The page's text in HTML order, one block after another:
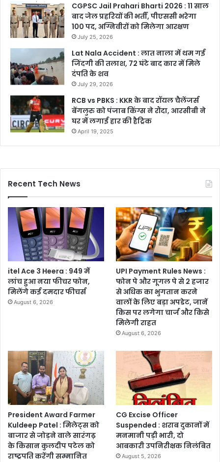
CGPSC Jail Prahari Bharti 2026 : 11 साल
बाद जेल प्रहरियों की भर्ती, पीएससी भरेगा
100 पद, अग्निवीरों को मिलेगा आरक्षण
July 25, 2026
Lat Nala Accident : लात नाला में थम गई
जिंदगी की तलाश, 72 घंटे बाद कार में मिले
दंपति के शव
July 29, 2026
RCB vs PBKS : KKR के बाद रॉयल चैलेंजर्स
बेंगलुरु को पंजाब किंग्स ने रौंदा, आरसीबी ने
घर में लगाई हार की हैट्रिक
April 19, 2025
Recent Tech News
itel Ace 3 Heera : 949 में
लांच हुआ नया फीचर फोन,
मिलेंगे कई दमदार फीचर्स
August 6, 2026
UPI Payment Rules News :
फोन पे और गूगल पे से 2 हजार
से अधिक का भुगतान करने
वालों के लिए बड़ा अपडेट, जानें
किस पर लगेगा चार्ज और किसे
मिलेगी राहत
August 6, 2026
President Award Farmer
Kuldeep Patel : मिलेट्स को
बाजार से जोड़ने वाले सारंगढ़
के किसान कुलदीप पटेल को
राष्ट्रपति करेंगी सम्मानित
CG Excise Officer
Suspended : शराब दुकानों में
मनमानी पड़ी भारी, दो
आबकारी उपनिरीक्षक निलंबित
August 5, 2026